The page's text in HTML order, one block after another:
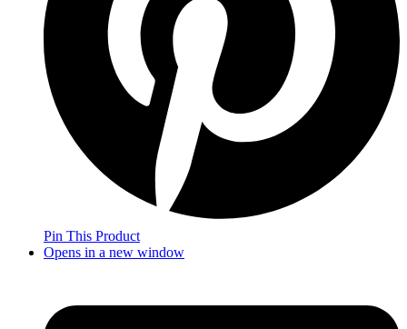
Pin This Product
Opens in a new window